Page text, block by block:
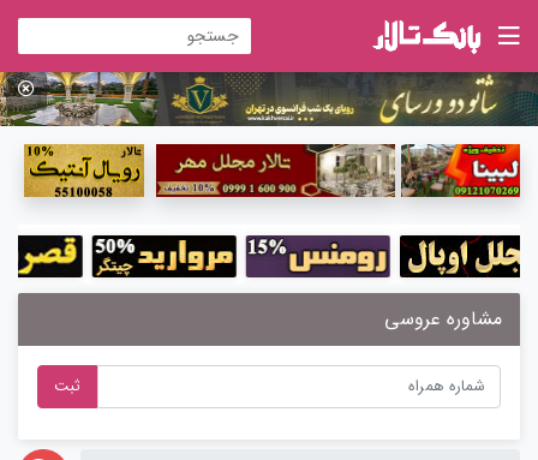
مشاوره عروسی
ثبت